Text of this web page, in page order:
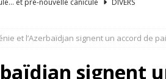
et pré-nouvelle canicule
DIVERS
du nettoyage ethnique en
ISRAËL
et l’Azerbaïdjan signent un accord de
signent